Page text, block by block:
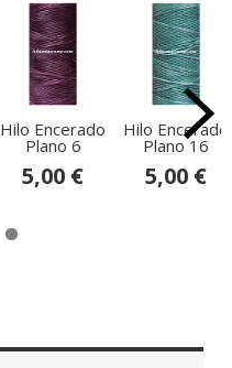
Hilo Encerado
Plano 6
5,00 €
Hilo Encerado
Plano 16
5,00 €